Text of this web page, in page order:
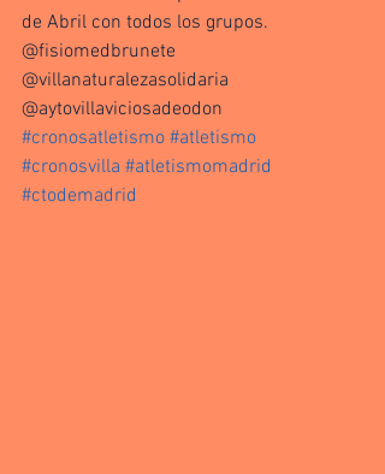
de Abril con todos los grupos.
@fisiomedbrunete
@villanaturalezasolidaria
@aytovillaviciosadeodon
#cronosatletismo #atletismo
#cronosvilla #atletismomadrid
#ctodemadrid